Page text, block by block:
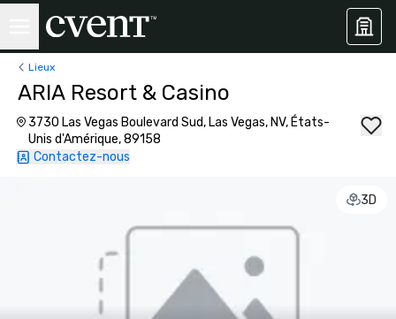
Lieux
ARIA Resort & Casino
3730 Las Vegas Boulevard Sud, Las Vegas, NV, États-
Unis d'Amérique, 89158
Contactez-nous
3D